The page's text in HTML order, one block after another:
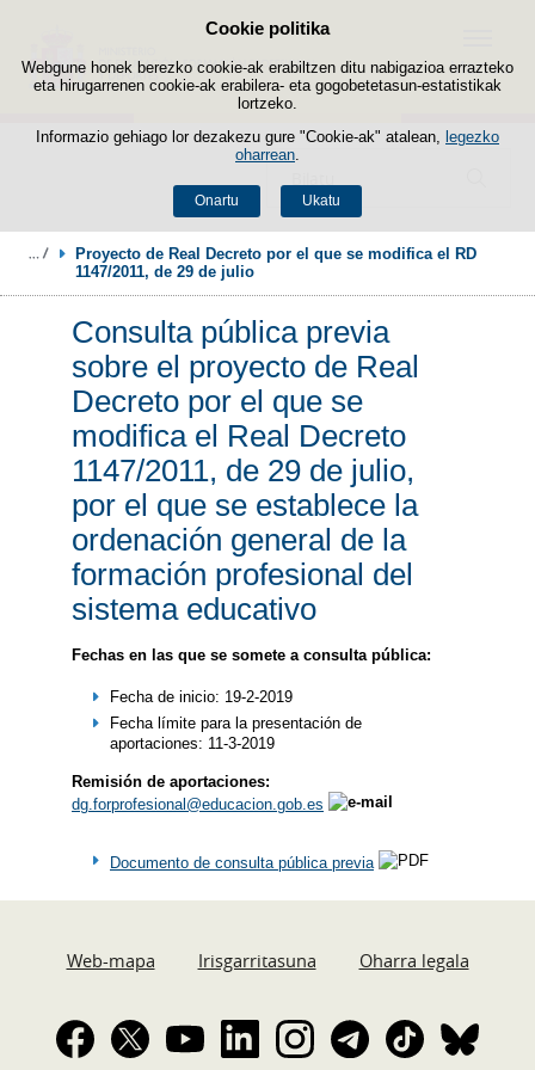
Cookie politika
Webgune honek berezko cookie-ak erabiltzen ditu nabigazioa errazteko
eta hirugarrenen cookie-ak erabilera- eta gogobetetasun-estatistikak
lortzeko.
Informazio gehiago lor dezakezu gure "Cookie-ak" atalean, legezko
oharrean
Onartu Ukatu
Edukira salto egin
Menua
Proyecto de Real Decreto por el que se modifica el RD
1147/2011, de 29 de julio
Consulta pública previa
sobre el proyecto de Real
Decreto por el que se
modifica el Real Decreto
1147/2011, de 29 de julio,
por el que se establece la
ordenación general de la
formación profesional del
sistema educativo
Fechas en las que se somete a consulta pública:
Fecha de inicio: 19-2-2019
Fecha límite para la presentación de
aportaciones: 11-3-2019
Remisión de aportaciones:
dg.forprofesional@educacion.gob.es
Documento de consulta pública previa
Web-mapa Irisgarritasuna Oharra legala